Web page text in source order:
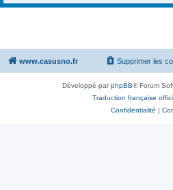
www.casusno.fr Supprimer les
Développé parphpBB® Forum
Traduction française
Confidentialité |